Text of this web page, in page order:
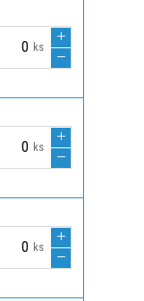
ks
ks
ks